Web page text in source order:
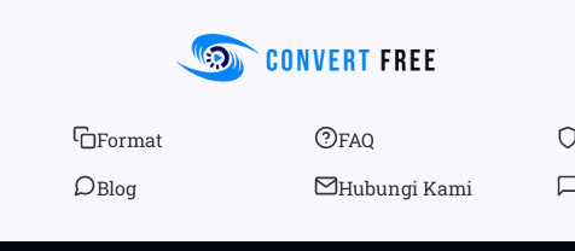
Format
Blog
FAQ
Hubungi Kami